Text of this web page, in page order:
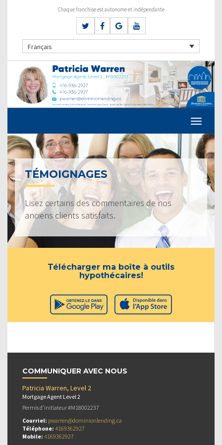
Chaque franchise est autonome et indépendante
Français
TÉMOIGNAGES
Lisez certains des commentaires de nos
anciens clients satisfaits.
Télécharger ma boîte à outils
hypothécaires!
COMMUNIQUER AVEC NOUS
Patricia Warren, Level 2
Mortgage Agent Level 2
Permis d’initiateur #M18002237
Courriel: pwarren@dominionlending.ca
Téléphone: 4169362927
Mobile: 4169362927